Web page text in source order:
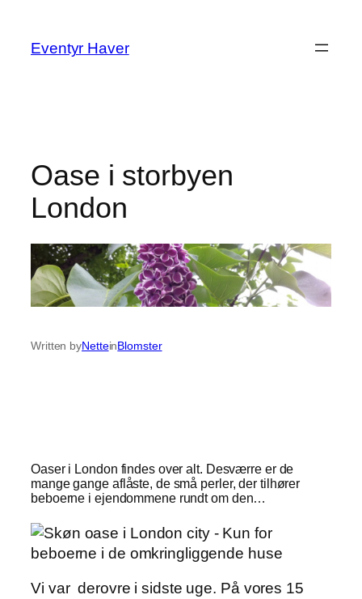
indhold
Eventyr Haver
Oase i storbyen
London
Written byNetteinBlomster
Oaser i London findes over alt. Desværre er de
mange gange aflåste, de små perler, der tilhører
beboerne i ejendommene rundt om den…
Vi var derovre i sidste uge. På vores 15